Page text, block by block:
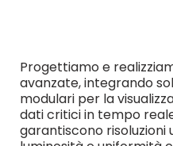
Progettiamo e
avanzate, integrando
modulari per la
dati critici in tempo
garantiscono risoluzioni